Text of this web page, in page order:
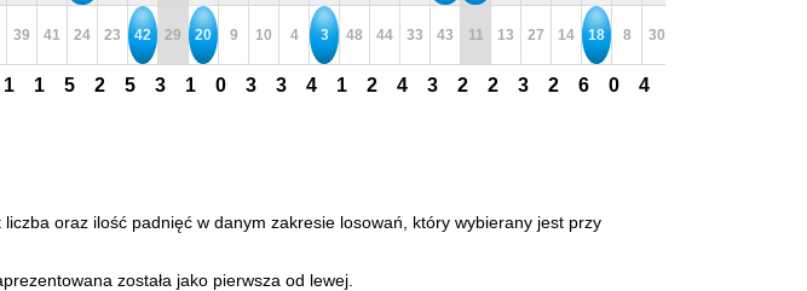
39 41 24 23 42 29 20 9 10 4 3 48 44 33 43 11 13 27 14 18 8 30
1 1 5 2 5 3 1 0 3 3 4 1 2 4 3 2 2 3 2 6 0 4
oraz ilość padnięć w danym zakresie losowań, który wybierany jest przy
została jako pierwsza od lewej.